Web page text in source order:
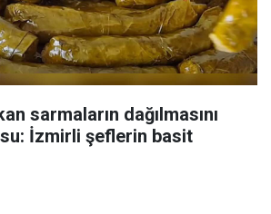
sarmaların dağılmasını
İzmirli şeflerin basit